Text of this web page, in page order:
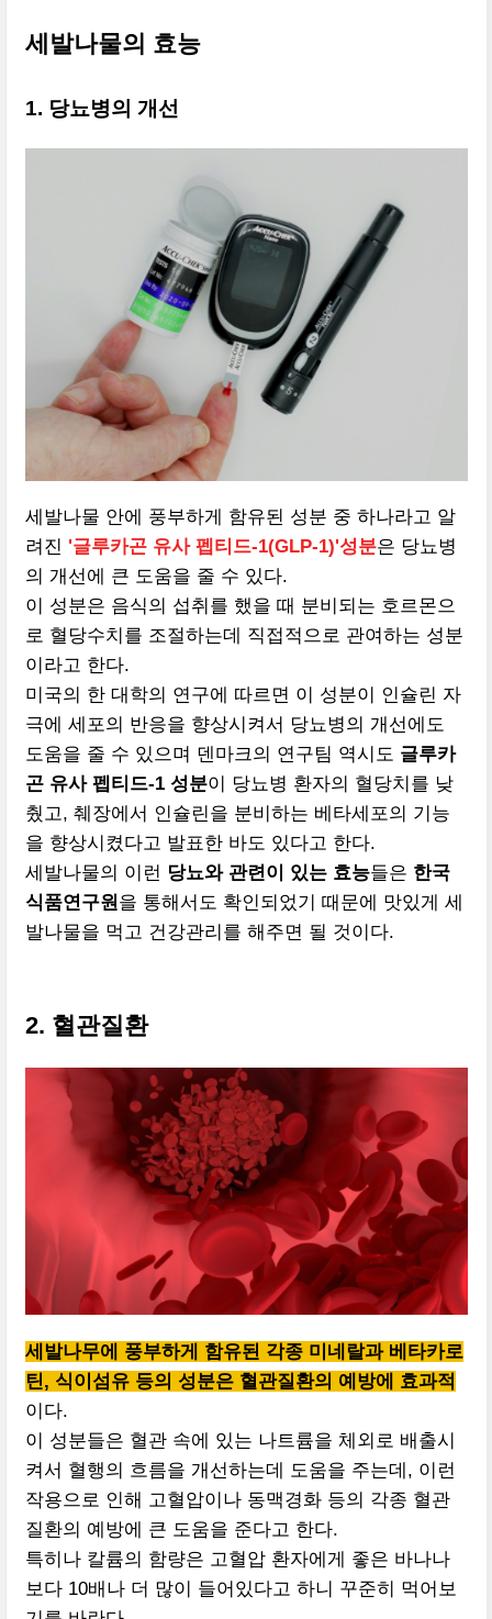
세발나물의 효능
1. 당뇨병의 개선
세발나물 안에 풍부하게 함유된 성분 중 하나라고 알
려진 '글루카곤 유사 펩티드-1(GLP-1)'성분은 당뇨병
의 개선에 큰 도움을 줄 수 있다.
이 성분은 음식의 섭취를 했을 때 분비되는 호르몬으
로 혈당수치를 조절하는데 직접적으로 관여하는 성분
이라고 한다.
미국의 한 대학의 연구에 따르면 이 성분이 인슐린 자
극에 세포의 반응을 향상시켜서 당뇨병의 개선에도
도움을 줄 수 있으며 덴마크의 연구팀 역시도 글루카
곤 유사 펩티드-1 성분이 당뇨병 환자의 혈당치를 낮
췄고, 췌장에서 인슐린을 분비하는 베타세포의 기능
을 향상시켰다고 발표한 바도 있다고 한다.
세발나물의 이런 당뇨와 관련이 있는 효능들은 한국
식품연구원을 통해서도 확인되었기 때문에 맛있게 세
발나물을 먹고 건강관리를 해주면 될 것이다.
2. 혈관질환
세발나무에 풍부하게 함유된 각종 미네랄과 베타카로
틴, 식이섬유 등의 성분은 혈관질환의 예방에 효과적
이다.
이 성분들은 혈관 속에 있는 나트륨을 체외로 배출시
켜서 혈행의 흐름을 개선하는데 도움을 주는데, 이런
작용으로 인해 고혈압이나 동맥경화 등의 각종 혈관
질환의 예방에 큰 도움을 준다고 한다.
특히나 칼륨의 함량은 고혈압 환자에게 좋은 바나나
보다 10배나 더 많이 들어있다고 하니 꾸준히 먹어보